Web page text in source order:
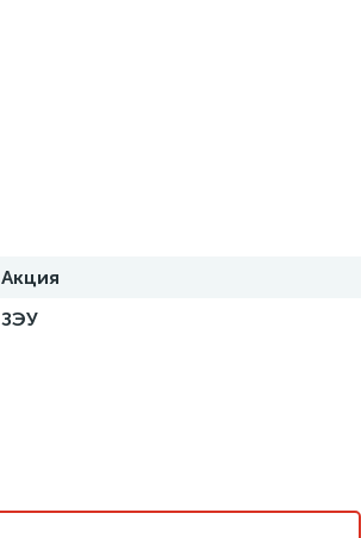
Акция
ЗЭУ